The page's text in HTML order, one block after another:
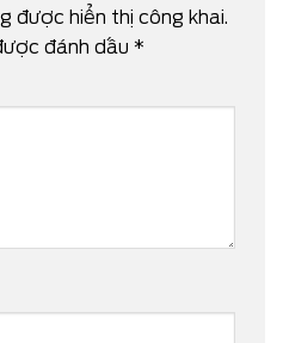
được hiển thị công khai.
đánh dấu *